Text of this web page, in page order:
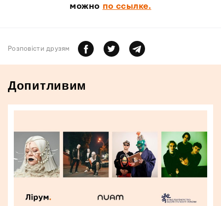
можно по ссылке.
Розповiсти друзям
Допитливим